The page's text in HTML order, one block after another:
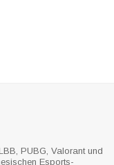
PUBG, Valorant und
Esports-